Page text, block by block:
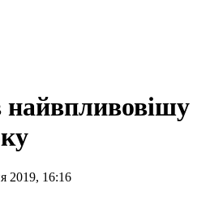
найвпливовішу
2019, 16:16